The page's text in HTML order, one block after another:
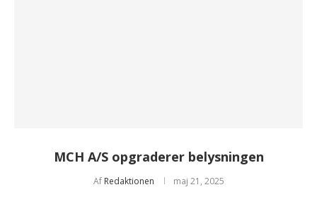
MCH A/S opgraderer belysningen
Af Redaktionen maj 21, 2025